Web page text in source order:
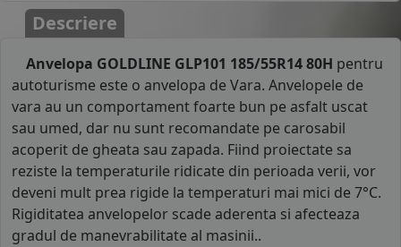
Descriere
Anvelopa GOLDLINE GLP101 185/55R14 80H pentru
autoturisme este o anvelopa de Vara. Anvelopele de
vara au un comportament foarte bun pe asfalt uscat
sau umed, dar nu sunt recomandate pe carosabil
acoperit de gheata sau zapada. Fiind proiectate sa
reziste la temperaturile ridicate din perioada verii, vor
deveni mult prea rigide la temperaturi mai mici de 7°C.
Rigiditatea anvelopelor scade aderenta si afecteaza
gradul de manevrabilitate al masinii..